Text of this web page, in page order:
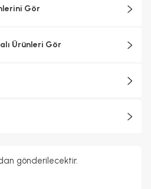
Gör
Ürünleri Gör
gönderilecektir.